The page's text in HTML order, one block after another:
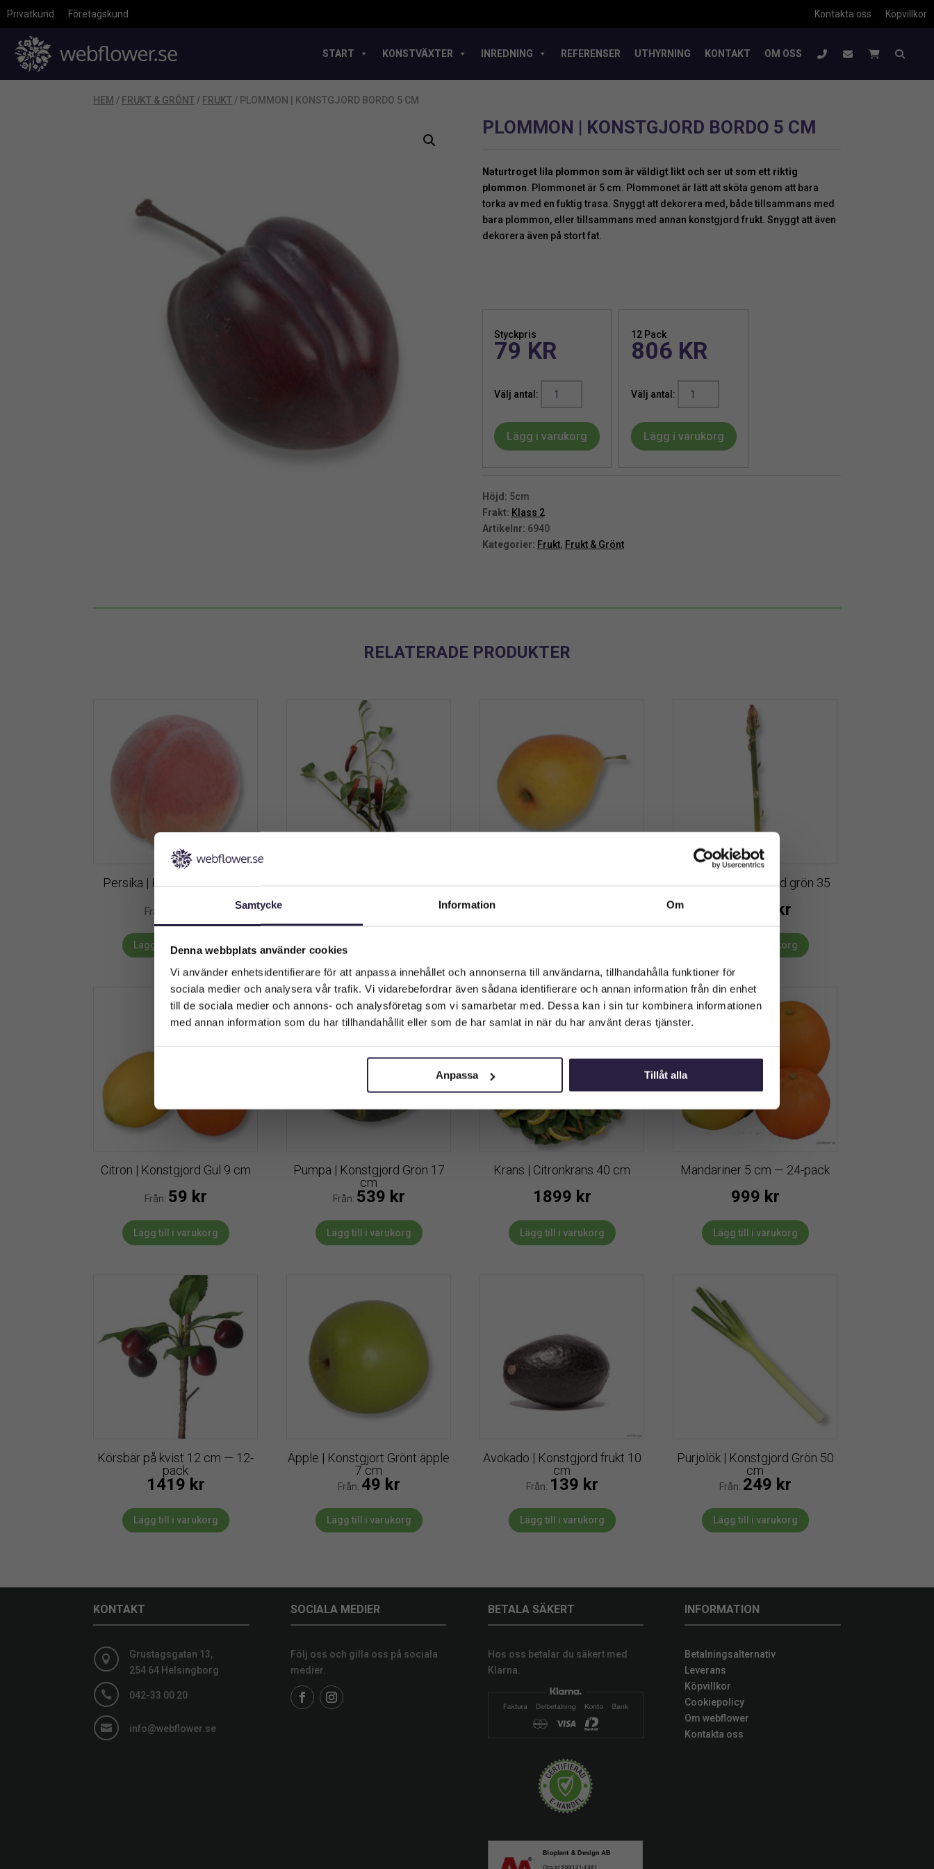
Samtycke Information Om
Denna webbplats använder cookies
Vi använder enhetsidentifierare för att anpassa innehållet och annonserna till användarna, tillhandahålla funktioner för
sociala medier och analysera vår trafik. Vi vidarebefordrar även sådana identifierare och annan information från din enhet
till de sociala medier och annons- och analysföretag som vi samarbetar med. Dessa kan i sin tur kombinera informationen
med annan information som du har tillhandahållit eller som de har samlat in när du har använt deras tjänster.
Anpassa Tillåt alla
Privatkund Företagskund Köpvillkor
Kontakta oss
START KONSTVÄXTER INREDNING REFERENSER UTHYRNING KONTAKT OM OSS
HEM / FRUKT & GRÖNT / FRUKT / PLOMMON | KONSTGJORD BORDO 5 CM
PLOMMON | KONSTGJORD BORDO 5 CM
Naturtroget lila plommon som är väldigt likt och ser ut som ett riktig
plommon. Plommonet är 5 cm. Plommonet är lätt att sköta genom att bara
torka av med en fuktig trasa. Snyggt att dekorera med, både tillsammans med
bara plommon, eller tillsammans med annan konstgjord frukt. Snyggt att även
dekorera även på stort fat.
Styckpris
79 KR
Bordo
5
Lägg i varukorg
12 Pack
806 KR
Bordo
5
Lägg i varukorg
Höjd: 5cm
Frakt: Klass 2
Artikelnr: 6940
Kategorier: Frukt, Frukt & Grönt
RELATERADE PRODUKTER
Persika | Konstgjord frukt 8
Från:
Lägg till i varukorg
Chillikvist | Konstgjord krydda
Lägg till i varukorg
Päron | Bartlett 10 cm — 6-
Sparris | Konstgjord grön 35
kr
Lägg till i varukorg
Citron | Konstgjord Gul 9 cm
Från: 59 kr
Lägg till i varukorg
Pumpa | Konstgjord Grön 17
cm
Från: 539 kr
Lägg till i varukorg
Krans | Citronkrans 40 cm
1899 kr
Lägg till i varukorg
Mandariner 5 cm — 24-pack
999 kr
Lägg till i varukorg
Körsbär på kvist 12 cm — 12-
pack
1419 kr
Lägg till i varukorg
Äpple | Konstgjort Grönt äpple
7 cm
Från: 49 kr
Lägg till i varukorg
Avokado | Konstgjord frukt 10
cm
Från: 139 kr
Lägg till i varukorg
Purjolök | Konstgjord Grön 50
cm
Från: 249 kr
Lägg till i varukorg
KONTAKT

Grustagsgatan 13,
254 64 Helsingborg
 042-33 00 20
 info@webflower.se
SOCIALA MEDIER
Följ oss och gilla oss på sociala
medier.
BETALA SÄKERT
Hos oss betalar du säkert med
Klarna.
INFORMATION
Betalningsalternativ
Leverans
Köpvillkor
Cookiepolicy
Om webflower
Kontakta oss
Välkommen till Webflower
Vilken typ av kund är du? Du kan alltid justera ditt val längst upp
Företagskund (exkl. moms)